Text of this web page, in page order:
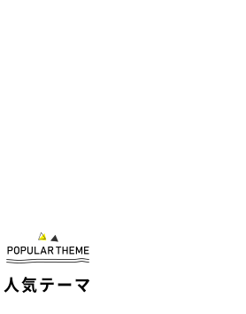
ついて玄関手前にある脱走防止ゲート
に気付かず閉め出してしまったことが
人気テーマ